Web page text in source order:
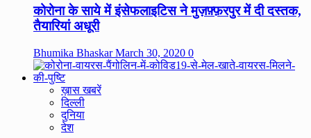
कोरोना के साये में इंसेफलाइटिस ने मुज़फ़्फ़रपुर में दी दस्तक,
तैयारियां अधूरी
Bhumika BhaskarMarch 30, 2020 0
ख़ास खबरें
दिल्ली
दुनिया
देश